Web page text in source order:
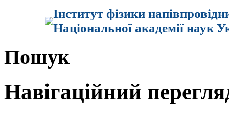
Інститут фізики
Національної академії наук
Пошук
Навігаційний